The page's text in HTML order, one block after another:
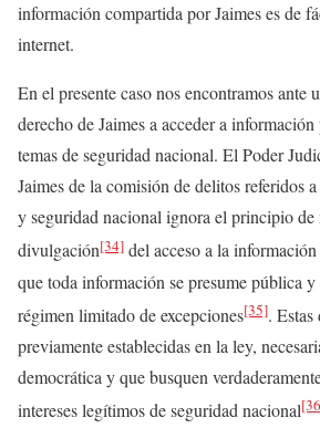
información compartida por Jaimes es de
internet.
En el presente caso nos encontramos ante
derecho de Jaimes a acceder a
temas de seguridad nacional. El Poder
Jaimes de la comisión de delitos referidos
y seguridad nacional ignora el principio de
divulgación[34] del acceso a la
que toda información se presume pública y
régimen limitado de excepciones[35]. Estas
previamente establecidas en la ley,
democrática y que busquen
intereses legítimos de seguridad nacional